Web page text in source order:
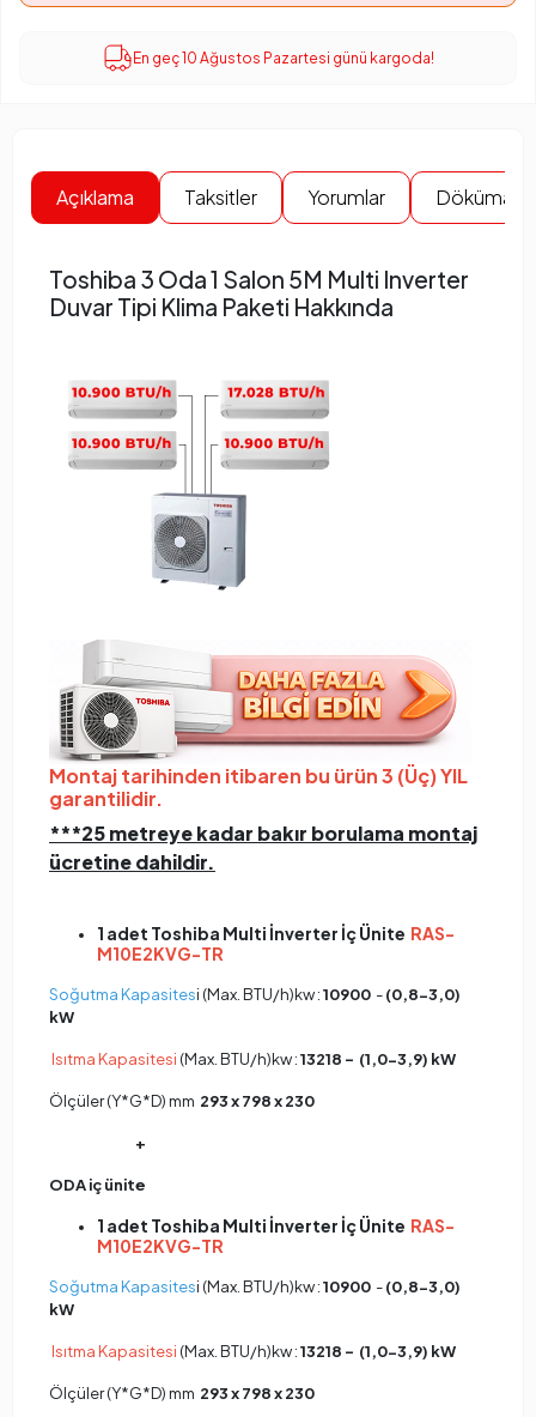
En geç 10 Ağustos Pazartesi günü kargoda!
Açıklama Taksitler Yorumlar
Toshiba 3 Oda 1 Salon 5M Multi Inverter
Duvar Tipi Klima Paketi Hakkında
Montaj tarihinden itibaren bu ürün 3 (Üç) YIL
garantilidir.
***25 metreye kadar bakır borulama montaj
ücretine dahildir.
1 adet Toshiba Multi İnverter İç Ünite RAS-
M10E2KVG-TR
Soğutma Kapasitesi (Max. BTU/h)kw :10900 -(0,8-3,0)
kW
Isıtma Kapasitesi (Max. BTU/h)kw :13218 - (1,0-3,9) kW
Ölçüler (Y*G*D) mm 293 x 798 x 230
+
ODAiç ünite
1 adet Toshiba Multi İnverter İç Ünite RAS-
M10E2KVG-TR
Soğutma Kapasitesi (Max. BTU/h)kw :10900 -(0,8-3,0)
kW
Isıtma Kapasitesi (Max. BTU/h)kw :13218 - (1,0-3,9) kW
Ölçüler (Y*G*D) mm 293 x 798 x 230